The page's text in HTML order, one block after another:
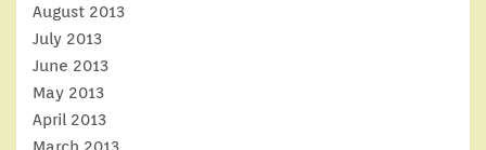
August 2013
July 2013
June 2013
May 2013
April 2013